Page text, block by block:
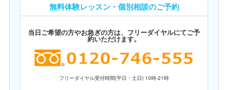
無料体験レッスン・個別相談のご予約
当日ご希望の方やお急ぎの方は、フリーダイヤルにてご予
約いただけます。
フリーダイヤル受付時間(平日・土日) 10時-21時